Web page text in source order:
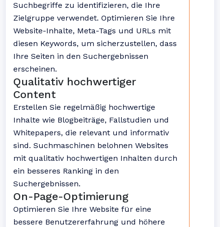
Suchbegriffe zu identifizieren, die Ihre
Zielgruppe verwendet. Optimieren Sie Ihre
Website-Inhalte, Meta-Tags und URLs mit
diesen Keywords, um sicherzustellen, dass
Ihre Seiten in den Suchergebnissen
erscheinen.
Qualitativ hochwertiger
Content
Erstellen Sie regelmäßig hochwertige
Inhalte wie Blogbeiträge, Fallstudien und
Whitepapers, die relevant und informativ
sind. Suchmaschinen belohnen Websites
mit qualitativ hochwertigen Inhalten durch
ein besseres Ranking in den
Suchergebnissen.
On-Page-Optimierung
Optimieren Sie Ihre Website für eine
bessere Benutzererfahrung und höhere